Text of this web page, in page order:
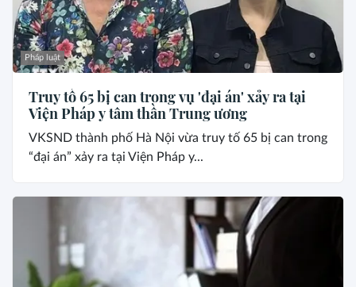
Pháp luật
Truy tố 65 bị can trong vụ 'đại án' xảy ra tại
Viện Pháp y tâm thần Trung ương
VKSND thành phố Hà Nội vừa truy tố 65 bị can trong
“đại án” xảy ra tại Viện Pháp y...